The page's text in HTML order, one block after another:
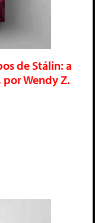
de Stálin: a
Wendy Z.